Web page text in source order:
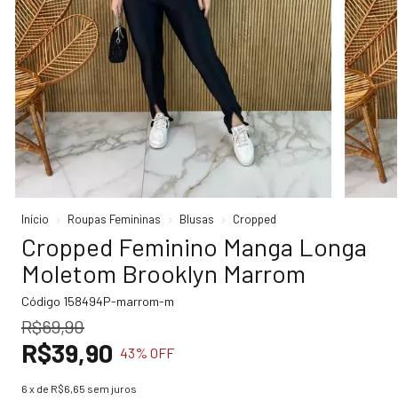
Início Roupas Femininas Blusas Cropped
Cropped Feminino Manga Longa
Moletom Brooklyn Marrom
Código 158494P-marrom-m
R$69,90
R$39,90 43% OFF
6 x de R$6,65 sem juros